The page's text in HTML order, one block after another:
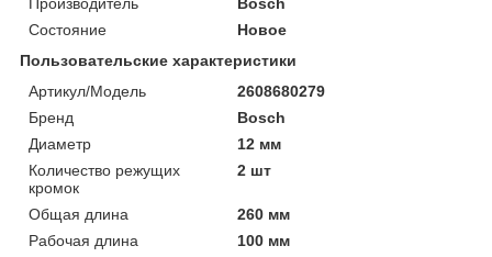
Производитель
Bosch
Состояние
Новое
Пользовательские характеристики
Артикул/Модель
2608680279
Бренд
Bosch
Диаметр
12 мм
Количество режущих
кромок
2 шт
Общая длина
260 мм
Рабочая длина
100 мм